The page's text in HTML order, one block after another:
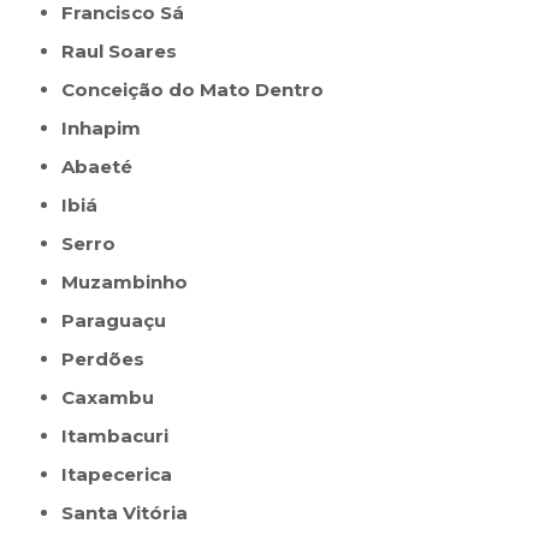
Francisco Sá
Raul Soares
Conceição do Mato Dentro
Inhapim
Abaeté
Ibiá
Serro
Muzambinho
Paraguaçu
Perdões
Caxambu
Itambacuri
Itapecerica
Santa Vitória